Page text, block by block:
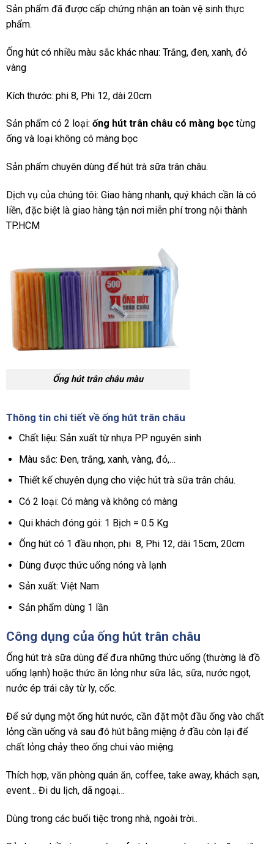
Sản phẩm đã được cấp chứng nhận an toàn vệ sinh thực
phẩm.
Ống hút có nhiều màu sắc khác nhau: Trắng, đen, xanh, đỏ
vàng
Kích thước: phi 8, Phi 12, dài 20cm
Sản phẩm có 2 loại: ống hút trân châu có màng bọc từng
ống và loại không có màng bọc
Sản phẩm chuyên dùng để hút trà sữa trân châu.
Dịch vụ của chúng tôi: Giao hàng nhanh, quý khách cần là có
liền, đặc biệt là giao hàng tận nơi miễn phí trong nội thành
TP.HCM
Ống hút trân châu màu
Thông tin chi tiết về ống hút trân châu
Chất liệu: Sản xuất từ nhựa PP nguyên sinh
Màu sắc: Đen, trắng, xanh, vàng, đỏ,…
Thiết kế chuyên dụng cho việc hút trà sữa trân châu.
Có 2 loại: Có màng và không có màng
Qui khách đóng gói: 1 Bịch = 0.5 Kg
Ống hút có 1 đầu nhọn, phi 8, Phi 12, dài 15cm, 20cm
Dùng được thức uống nóng và lạnh
Sản xuất: Việt Nam
Sản phẩm dùng 1 lần
Công dụng của ống hút trân châu
Ống hút trà sữa dùng để đưa những thức uống (thường là đồ
uống lạnh) hoặc thức ăn lỏng như sữa lắc, sữa, nước ngọt,
nước ép trái cây từ ly, cốc.
Để sử dụng một ống hút nước, cần đặt một đầu ống vào chất
lỏng cần uống và sau đó hút bằng miệng ở đầu còn lại để
chất lỏng chảy theo ống chui vào miệng.
Thích hợp, văn phòng quán ăn, coffee, take away, khách sạn,
event… Đi du lịch, dã ngoại…
Dùng trong các buổi tiệc trong nhà, ngoài trời..